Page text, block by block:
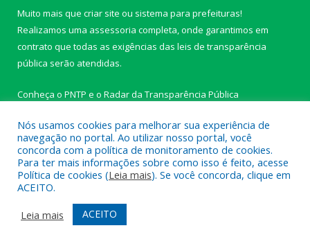
Muito mais que criar site ou sistema para prefeituras!
Realizamos uma assessoria completa, onde garantimos em
contrato que todas as exigências das leis de transparência
pública serão atendidas.
Conheça o PNTP e o Radar da Transparência Pública
Todos os direitos reservados a Câmara Municipal de Ipixuna do
Pará.
Mapa do Site
Acessar Área Administrativa
Nós usamos cookies para melhorar sua experiência de
navegação no portal. Ao utilizar nosso portal, você
concorda com a política de monitoramento de cookies.
Para ter mais informações sobre como isso é feito, acesse
Política de cookies (Leia mais). Se você concorda, clique em
ACEITO.
Leia mais
ACEITO